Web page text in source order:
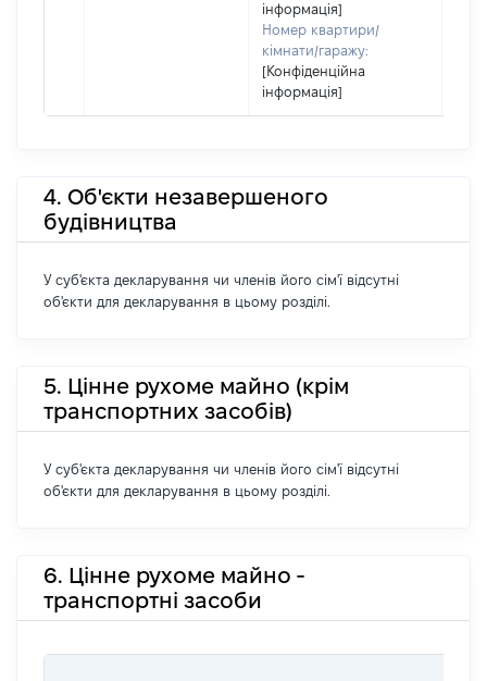
інформація]
Номер квартири/
кімнати/гаражу:
[Конфіденційна
інформація]
4. Об'єкти незавершеного
будівництва
У суб'єкта декларування чи членів його сім'ї відсутні
об'єкти для декларування в цьому розділі.
5. Цінне рухоме майно (крім
транспортних засобів)
У суб'єкта декларування чи членів його сім'ї відсутні
об'єкти для декларування в цьому розділі.
6. Цінне рухоме майно -
транспортні засоби